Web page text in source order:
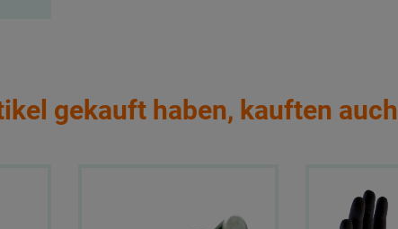
gekauft haben, kauften auch